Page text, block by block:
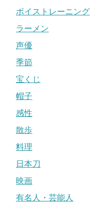
ボイストレーニング
ラーメン
声優
季節
宝くじ
帽子
感性
散歩
料理
日本刀
映画
有名人・芸能人